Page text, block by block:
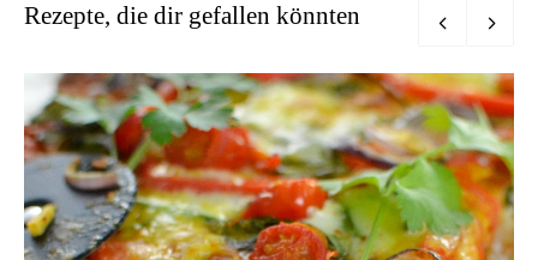
Rezepte, die dir gefallen könnten